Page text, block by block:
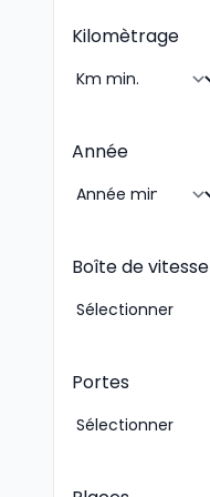
Kilomètrage
Année
Boîte de vitesse
Portes